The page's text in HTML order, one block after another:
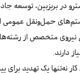
در بریزبین، توسعه
حمل‌ونقل عمومی
نیروی متخصص از
دارند.
کار نه‌تنها یک تهدید برای